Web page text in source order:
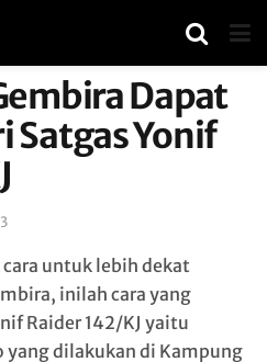
Dapat
Satgas Yonif
cara untuk lebih dekat
inilah cara yang
Raider 142/KJ yaitu
yang dilakukan di Kampung